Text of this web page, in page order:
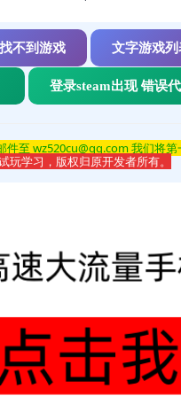
不到游戏 文字游戏列
登录steam出现 错误
件至 wz520cu@qq.com 我们将
学习，版权归原开发者所有。